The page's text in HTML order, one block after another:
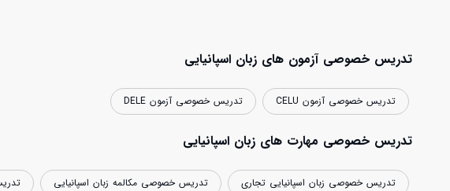
تدریس خصوصی آزمون های زبان اسپانیایی
تدریس خصوصی آزمون CELU تدریس خصوصی آزمون DELE
تدریس خصوصی مهارت های زبان اسپانیایی
تدریس خصوصی زبان اسپانیایی تجاری تدریس خصوصی مکالمه زبان اسپانیایی